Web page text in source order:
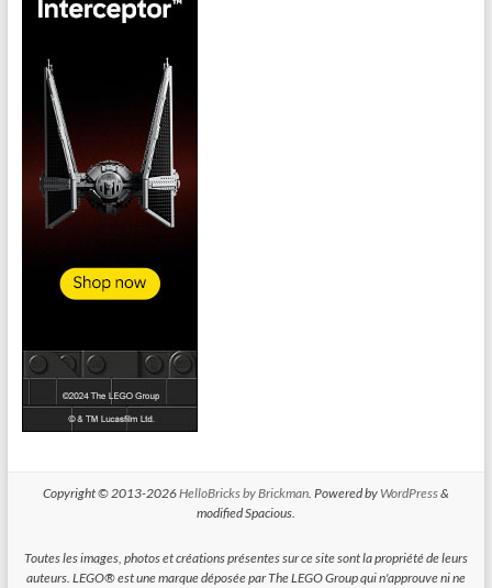
Copyright © 2013-2026HelloBricks by Brickman. Powered by WordPress&
modified Spacious.
Toutes les images, photos et créations présentes sur ce site sont la propriété de leurs
auteurs. LEGO® est une marque déposée par The LEGO Group qui n'approuve ni ne